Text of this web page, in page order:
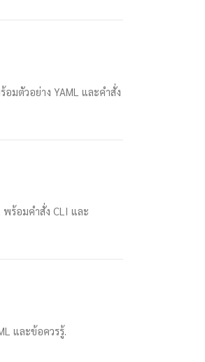
มตัวอย่าง YAML และคำสั่ง
พร้อมคำสั่ง CLI และ
และข้อควรรู้.